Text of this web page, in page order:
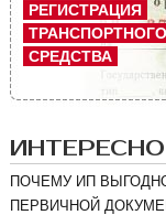
РЕГИСТРАЦИЯ
ТРАНСПОРТНОГО
СРЕДСТВА
ИНТЕРЕСНО
ПОЧЕМУ ИП
ПЕРВИЧНОЙ